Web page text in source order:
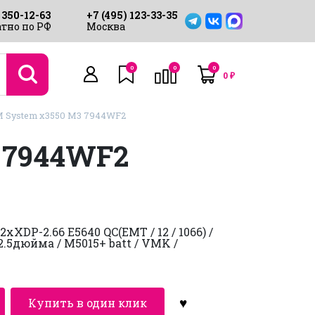
12-63
по РФ
+7 (495) 123-33-35
Москва
0 0 0
0₽
System x3550 M3 7944WF2
2.66 E5640 QC(EMT / 12 / 1066) /
/ M5015+ batt / VMK /
Купить в один клик